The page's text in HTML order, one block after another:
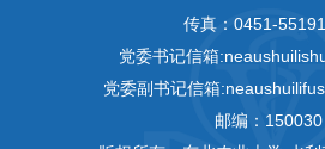
传真： 0451-
党委书记信箱
党委副书记信箱
邮编：150030